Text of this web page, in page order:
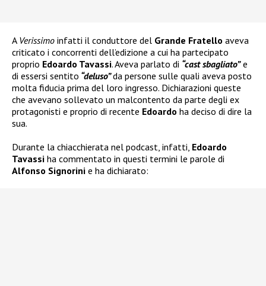
A Verissimo infatti il conduttore del Grande Fratello aveva
criticato i concorrenti dell’edizione a cui ha partecipato
proprio Edoardo Tavassi. Aveva parlato di “cast sbagliato”e
di essersi sentito “deluso”da persone sulle quali aveva posto
molta fiducia prima del loro ingresso. Dichiarazioni queste
che avevano sollevato un malcontento da parte degli ex
protagonisti e proprio di recente Edoardo ha deciso di dire la
sua.
Durante la chiacchierata nel podcast, infatti, Edoardo
Tavassi ha commentato in questi termini le parole di
Alfonso Signorini e ha dichiarato: